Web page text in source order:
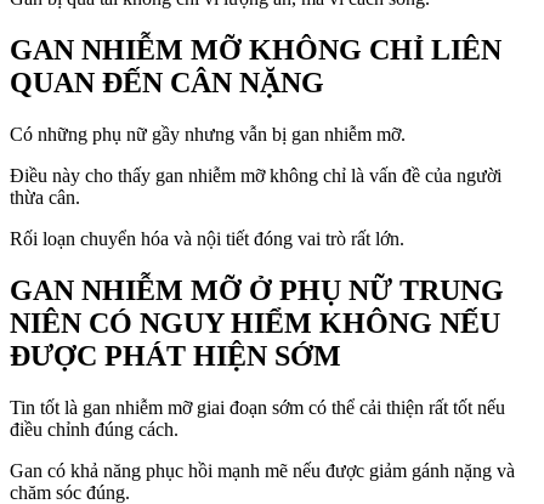
GAN NHIỄM MỠ KHÔNG CHỈ LIÊN
QUAN ĐẾN CÂN NẶNG
Có những phụ nữ gầy nhưng vẫn bị gan nhiễm mỡ.
Điều này cho thấy gan nhiễm mỡ không chỉ là vấn đề của người
thừa cân.
Rối loạn chuyển hóa và nội tiết đóng vai trò rất lớn.
GAN NHIỄM MỠ Ở PHỤ NỮ TRUNG
NIÊN CÓ NGUY HIỂM KHÔNG NẾU
ĐƯỢC PHÁT HIỆN SỚM
Tin tốt là gan nhiễm mỡ giai đoạn sớm có thể cải thiện rất tốt nếu
điều chỉnh đúng cách.
Gan có khả năng phục hồi mạnh mẽ nếu được giảm gánh nặng và
chăm sóc đúng.